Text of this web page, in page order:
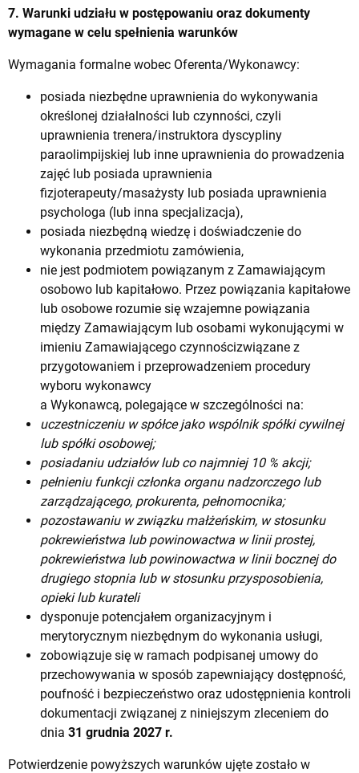
7. Warunki udziału w postępowaniu oraz dokumenty
wymagane w celu spełnienia warunków
Wymagania formalne wobec Oferenta/Wykonawcy:
posiada niezbędne uprawnienia do wykonywania
określonej działalności lub czynności, czyli
uprawnienia trenera/instruktora dyscypliny
paraolimpijskiej lub inne uprawnienia do prowadzenia
zajęć lub posiada uprawnienia
fizjoterapeuty/masażysty lub posiada uprawnienia
psychologa (lub inna specjalizacja),
posiada niezbędną wiedzę i doświadczenie do
wykonania przedmiotu zamówienia,
nie jest podmiotem powiązanym z Zamawiającym
osobowo lub kapitałowo. Przez powiązania kapitałowe
lub osobowe rozumie się wzajemne powiązania
między Zamawiającym lub osobami wykonującymi w
imieniu Zamawiającego czynnościzwiązane z
przygotowaniem i przeprowadzeniem procedury
wyboru wykonawcy
a Wykonawcą, polegające w szczególności na:
uczestniczeniu w spółce jako wspólnik spółki cywilnej
lub spółki osobowej;
posiadaniu udziałów lub co najmniej 10 % akcji;
pełnieniu funkcji członka organu nadzorczego lub
zarządzającego, prokurenta, pełnomocnika;
pozostawaniu w związku małżeńskim, w stosunku
pokrewieństwa lub powinowactwa w linii prostej,
pokrewieństwa lub powinowactwa w linii bocznej do
drugiego stopnia lub w stosunku przysposobienia,
opieki lub kurateli
dysponuje potencjałem organizacyjnym i
merytorycznym niezbędnym do wykonania usługi,
zobowiązuje się w ramach podpisanej umowy do
przechowywania w sposób zapewniający dostępność,
poufność i bezpieczeństwo oraz udostępnienia kontroli
dokumentacji związanej z niniejszym zleceniem do
dnia 31 grudnia 2027 r.
Potwierdzenie powyższych warunków ujęte zostało w